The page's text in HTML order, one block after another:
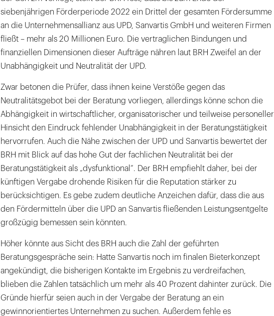
siebenjährigen Förderperiode 2022 ein Drittel der gesamten Fördersumme
an die Unternehmensallianz aus UPD, Sanvartis GmbH und weiteren Firmen
fließt – mehr als 20 Millionen Euro. Die vertraglichen Bindungen und
finanziellen Dimensionen dieser Aufträge nähren laut BRH Zweifel an der
Unabhängigkeit und Neutralität der UPD.
Zwar betonen die Prüfer, dass ihnen keine Verstöße gegen das
Neutralitätsgebot bei der Beratung vorliegen, allerdings könne schon die
Abhängigkeit in wirtschaftlicher, organisatorischer und teilweise personeller
Hinsicht den Eindruck fehlender Unabhängigkeit in der Beratungstätigkeit
hervorrufen. Auch die Nähe zwischen der UPD und Sanvartis bewertet der
BRH mit Blick auf das hohe Gut der fachlichen Neutralität bei der
Beratungstätigkeit als „dysfunktional“. Der BRH empfiehlt daher, bei der
künftigen Vergabe drohende Risiken für die Reputation stärker zu
berücksichtigen. Es gebe zudem deutliche Anzeichen dafür, dass die aus
den Fördermitteln über die UPD an Sanvartis fließenden Leistungsentgelte
großzügig bemessen sein könnten.
Höher könnte aus Sicht des BRH auch die Zahl der geführten
Beratungsgespräche sein: Hatte Sanvartis noch im finalen Bieterkonzept
angekündigt, die bisherigen Kontakte im Ergebnis zu verdreifachen,
blieben die Zahlen tatsächlich um mehr als 40 Prozent dahinter zurück. Die
Gründe hierfür seien auch in der Vergabe der Beratung an ein
gewinnorientiertes Unternehmen zu suchen. Außerdem fehle es